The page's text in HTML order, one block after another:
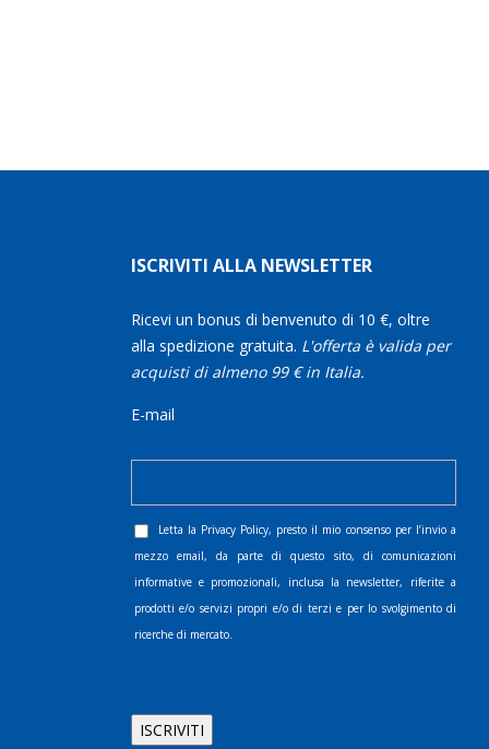
ISCRIVITI ALLA NEWSLETTER
Ricevi un bonus di benvenuto di 10 €, oltre
alla spedizione gratuita. L'offerta è valida per
acquisti di almeno 99 € in Italia.
E-mail
Letta la Privacy Policy, presto il mio consenso per l’invio a
mezzo email, da parte di questo sito, di comunicazioni
informative e promozionali, inclusa la newsletter, riferite a
prodotti e/o servizi propri e/o di terzi e per lo svolgimento di
ricerche di mercato.